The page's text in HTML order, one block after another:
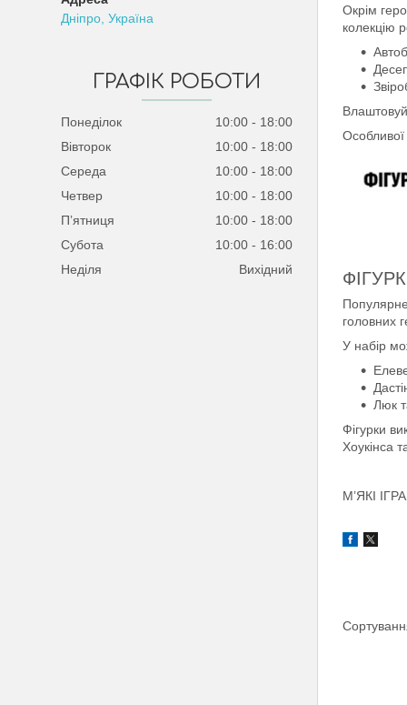
Дніпро, Україна
ГРАФІК РОБОТИ
Понеділок 10:00
18:00
Вівторок
10:00
18:00
Середа
10:00
18:00
Четвер
10:00
18:00
Пʼятниця
10:00
18:00
Субота
10:00
16:00
Неділя
Вихідний
Окрім
колекцію
Особливої
головних
У набір
Люк
Фігурки
Хоукінса
М’ЯКІ